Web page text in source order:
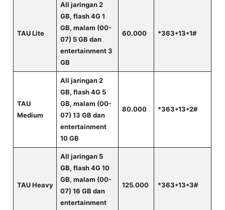
TAU Lite
All jaringan 2
GB, flash 4G 1
GB, malam (00-
07) 5 GB dan
entertainment 3
GB
60.000 *363*13*1#
TAU
Medium
All jaringan 2
GB, flash 4G 5
GB, malam (00-
07) 13 GB dan
entertainment
10 GB
80.000 *363*13*2#
TAU Heavy
All jaringan 5
GB, flash 4G 10
GB, malam (00-
07) 16 GB dan
entertainment
125.000 *363*13*3#